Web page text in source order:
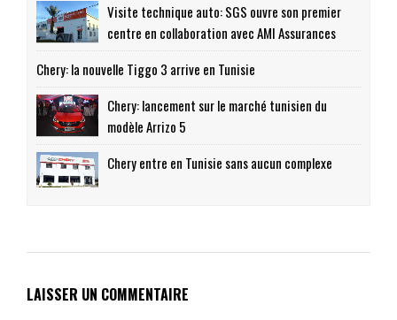
Visite technique auto: SGS ouvre son premier
centre en collaboration avec AMI Assurances
Chery: la nouvelle Tiggo 3 arrive en Tunisie
Chery: lancement sur le marché tunisien du
modèle Arrizo 5
Chery entre en Tunisie sans aucun complexe
LAISSER UN COMMENTAIRE